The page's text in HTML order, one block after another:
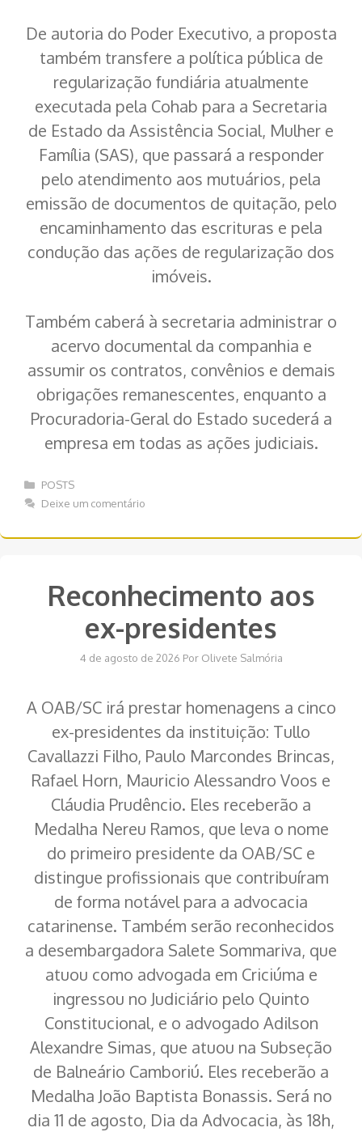
De autoria do Poder Executivo, a proposta
também transfere a política pública de
regularização fundiária atualmente
executada pela Cohab para a Secretaria
de Estado da Assistência Social, Mulher e
Família (SAS), que passará a responder
pelo atendimento aos mutuários, pela
emissão de documentos de quitação, pelo
encaminhamento das escrituras e pela
condução das ações de regularização dos
imóveis.
Também caberá à secretaria administrar o
acervo documental da companhia e
assumir os contratos, convênios e demais
obrigações remanescentes, enquanto a
Procuradoria-Geral do Estado sucederá a
empresa em todas as ações judiciais.
Categorias
POSTS
Deixe um comentário
Reconhecimento aos
ex-presidentes
4 de agosto de 2026 Por Olivete Salmória
A OAB/SC irá prestar homenagens a cinco
ex-presidentes da instituição: Tullo
Cavallazzi Filho, Paulo Marcondes Brincas,
Rafael Horn, Mauricio Alessandro Voos e
Cláudia Prudêncio. Eles receberão a
Medalha Nereu Ramos, que leva o nome
do primeiro presidente da OAB/SC e
distingue profissionais que contribuíram
de forma notável para a advocacia
catarinense. Também serão reconhecidos
a desembargadora Salete Sommariva, que
atuou como advogada em Criciúma e
ingressou no Judiciário pelo Quinto
Constitucional, e o advogado Adilson
Alexandre Simas, que atuou na Subseção
de Balneário Camboriú. Eles receberão a
Medalha João Baptista Bonassis. Será no
dia 11 de agosto, Dia da Advocacia, às 18h,